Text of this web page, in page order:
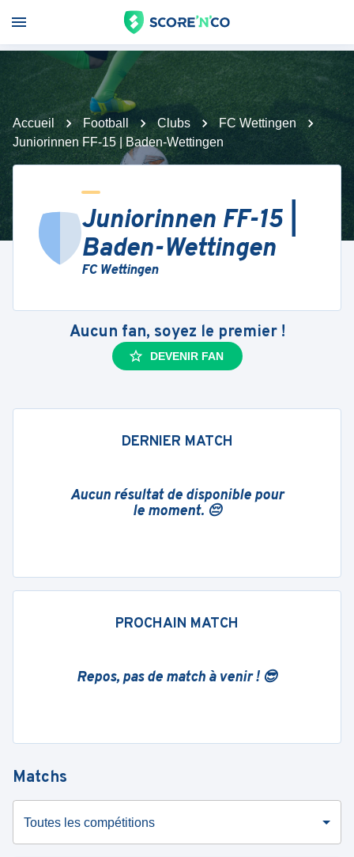
Accueil Football Clubs
FC Wettingen
Juniorinnen FF-15 | Baden-Wettingen
Juniorinnen FF-15 |
Baden-Wettingen
FC Wettingen
Aucun fan, soyez le premier !
DEVENIR FAN
DERNIER MATCH
Aucun résultat de disponible pour
le moment. 😔
PROCHAIN MATCH
Repos, pas de match à venir ! 😎
Matchs
Toutes les compétitions